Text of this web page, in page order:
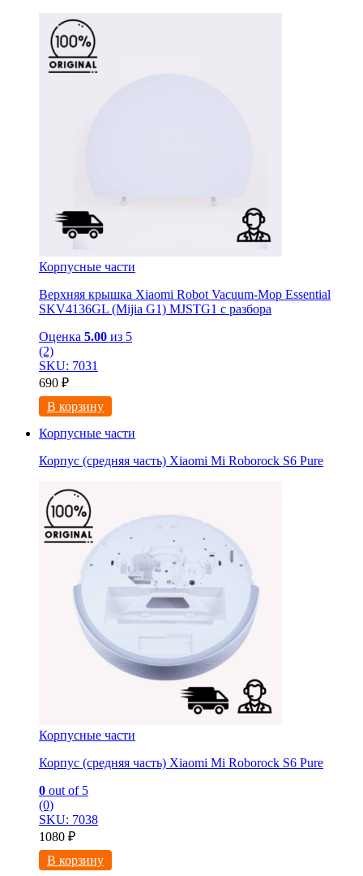
Корпусные части
Верхняя крышка Xiaomi Robot Vacuum-Mop Essential
SKV4136GL (Mijia G1) MJSTG1 с разбора
Оценка 5.00 из 5
(2)
SKU: 7031
690 ₽
В корзину
Корпусные части
Корпус (средняя часть) Xiaomi Mi Roborock S6 Pure
Корпусные части
Корпус (средняя часть) Xiaomi Mi Roborock S6 Pure
0 out of 5
(0)
SKU: 7038
1080 ₽
В корзину